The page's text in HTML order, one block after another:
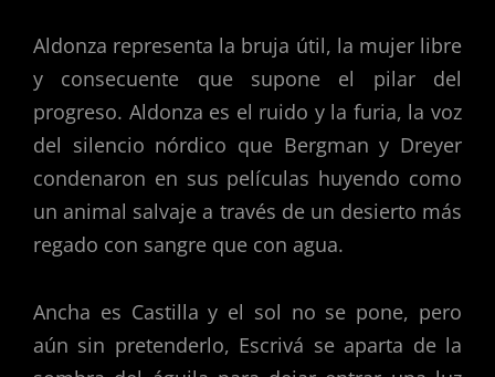
Aldonza representa la bruja útil, la mujer libre
y consecuente que supone el pilar del
progreso. Aldonza es el ruido y la furia, la voz
del silencio nórdico que Bergman y Dreyer
condenaron en sus películas huyendo como
un animal salvaje a través de un desierto más
regado con sangre que con agua.
Ancha es Castilla y el sol no se pone, pero
aún sin pretenderlo, Escrivá se aparta de la